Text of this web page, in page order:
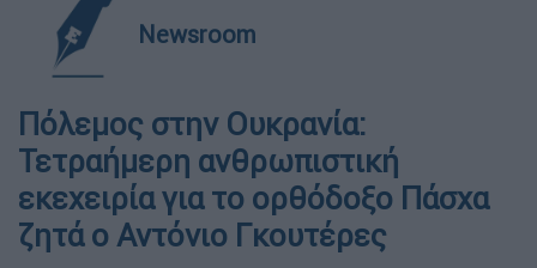
Newsroom
Πόλεμος στην Ουκρανία:
Τετραήμερη ανθρωπιστική
εκεχειρία για το ορθόδοξο Πάσχα
ζητά ο Αντόνιο Γκουτέρες